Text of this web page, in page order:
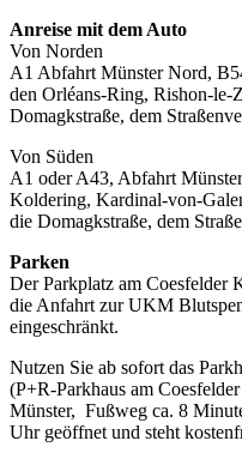
Anreise mit dem Auto
Von Norden
A1 Abfahrt Münster Nord,
den Orléans-Ring, Rishon-le-
Domagkstraße, dem
Von Süden
A1 oder A43, Abfahrt
Koldering, Kardinal-von-
die Domagkstraße, dem
Parken
Der Parkplatz am Coesfelder
die Anfahrt zur UKM
eingeschränkt.
Nutzen Sie ab sofort das
(P+R-Parkhaus am
Münster, Fußweg ca. 8
Uhr geöffnet und steht